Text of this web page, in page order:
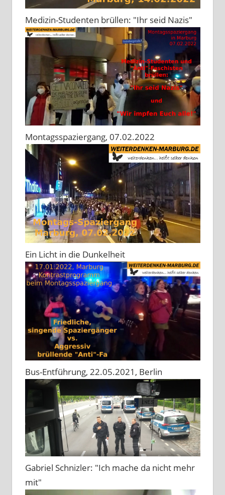
Medizin-Studenten brüllen: "Ihr seid Nazis"
Montagsspaziergang, 07.02.2022
Ein Licht in die Dunkelheit
Bus-Entführung, 22.05.2021, Berlin
Gabriel Schnizler: "Ich mache da nicht mehr
mit"